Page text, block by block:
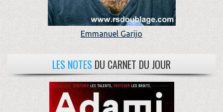
Emmanuel Garijo
LES NOTES DU CARNET DU JOUR